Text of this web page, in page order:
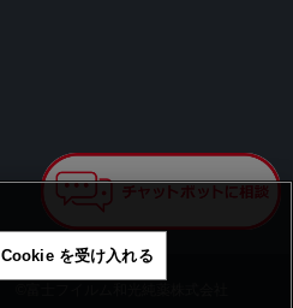
Cookie を受け入れる